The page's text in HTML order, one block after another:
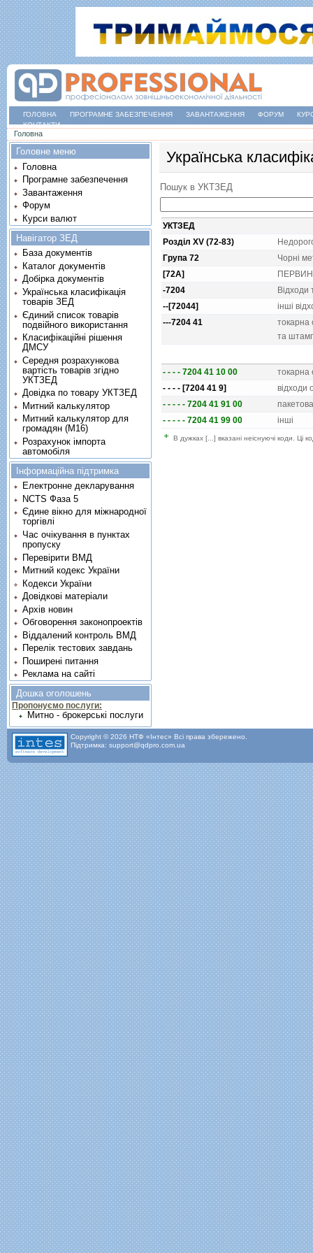
ГОЛОВНА ПРОГРАМНЕ ЗАБЕЗПЕЧЕННЯ ЗАВАНТАЖЕННЯ ФОРУМ
КОНТАКТИ
Ви є тут
Головна
Українська
Пошук в УКТЗЕД
УКТЗЕД
Розділ XV (72-83)
Група 72
Чорнi
[72A]
-7204
Вiдходи
--[72044]
iншi
---7204 41
токарна
та
- - - - 7204 41 10 00
токарна
- - - - [7204 41 9]
вiдходи
- - - - - 7204 41 91 00
- - - - - 7204 41 99 00
iншi
В дужках [...] вказані неіснуючі коди. Ці
Головне меню
Головна
Програмне забезпечення
Завантаження
Форум
Курси валют
Навігатор ЗЕД
База документів
Каталог документів
Добірка документів
Українська класифікація
товарів ЗЕД
Єдиний список товарів
подвійного використання
Класифікаційні рішення
ДМСУ
Середня розрахункова
вартість товарів згідно
УКТЗЕД
Довідка по товару УКТЗЕД
Митний калькулятор
Митний калькулятор для
громадян (М16)
Розрахунок імпорта
автомобіля
Інформаційна підтримка
Електронне декларування
NCTS Фаза 5
Єдине вікно для міжнародної
торгівлі
Час очікування в пунктах
пропуску
Перевірити ВМД
Митний кодекс України
Кодекси України
Довідкові матеріали
Архів новин
Обговорення законопроектів
Віддалений контроль ВМД
Перелік тестових завдань
Поширені питання
Реклама на сайті
Дошка оголошень
Пропонуємо послуги:
Митно - брокерські послуги
Copyright © 2026 НТФ «Інтес» Всі права збережено.
Підтримка: support@qdpro.com.ua